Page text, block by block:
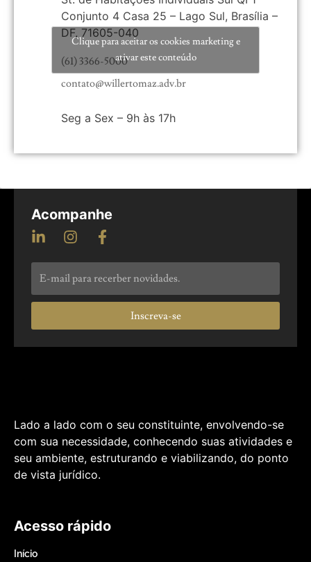
Conjunto 4 Casa 25 – Lago Sul, Brasília –
DF, 71605-040
(61) 3366-5000
contato@willertomaz.adv.br
Seg a Sex – 9h às 17h
Clique para aceitar os cookies marketing e
ativar este conteúdo
Acompanhe
Inscreva-se
Lado a lado com o seu constituinte, envolvendo-se
com sua necessidade, conhecendo suas atividades e
seu ambiente, estruturando e viabilizando, do ponto
de vista jurídico.
Acesso rápido
Início